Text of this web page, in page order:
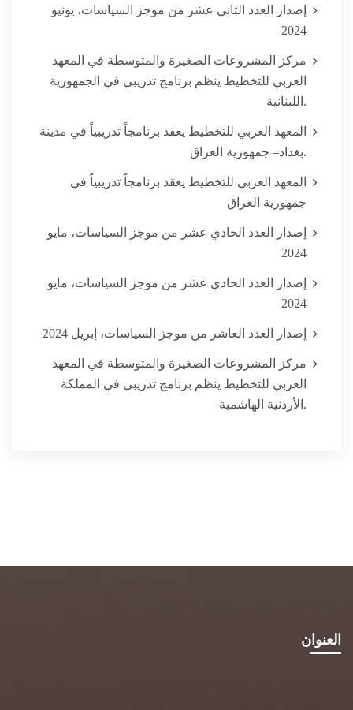
إصدار العدد الثاني عشر من موجز السياسات، يونيو
2024
مركز المشروعات الصغيرة والمتوسطة في المعهد
العربي للتخطيط ينظم برنامج تدريبي في الجمهورية
اللبنانية.
المعهد العربي للتخطيط يعقد برنامجاً تدريبياً في مدينة
بغداد– جمهورية العراق.
المعهد العربي للتخطيط يعقد برنامجاً تدريبياً في
جمهورية العراق
إصدار العدد الحادي عشر من موجز السياسات، مايو
2024
إصدار العدد الحادي عشر من موجز السياسات، مايو
2024
إصدار العدد العاشر من موجز السياسات، إبريل 2024
مركز المشروعات الصغيرة والمتوسطة في المعهد
العربي للتخطيط ينظم برنامج تدريبي في المملكة
الأردنية الهاشمية.
العنوان